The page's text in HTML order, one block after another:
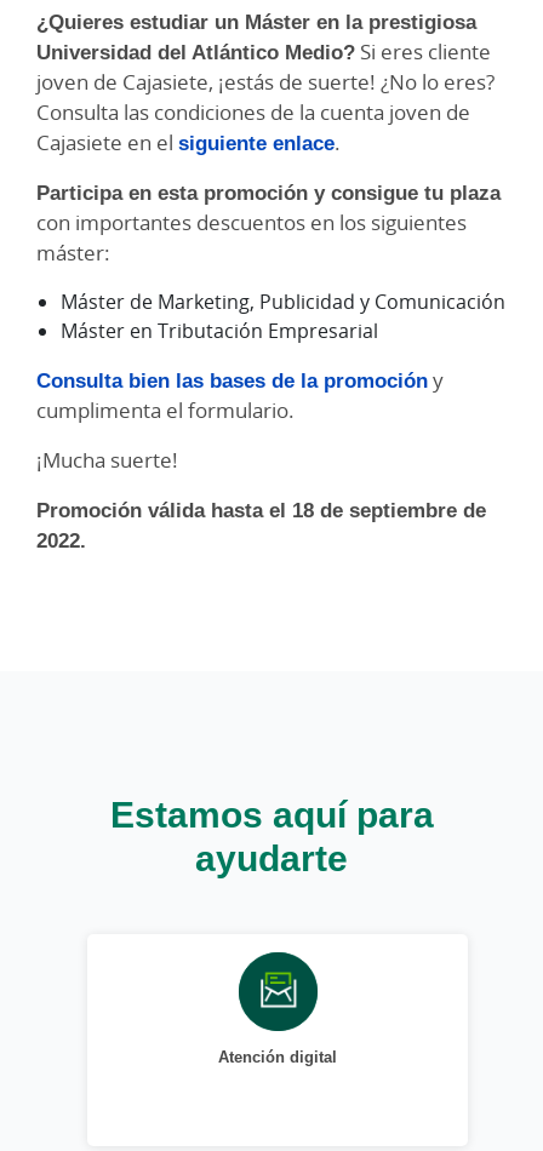
¿Quieres estudiar un Máster en la prestigiosa
Universidad del Atlántico Medio? Si eres cliente
joven de Cajasiete, ¡estás de suerte! ¿No lo eres?
Consulta las condiciones de la cuenta joven de
Cajasiete en el siguiente enlace.
Participa en esta promoción y consigue tu plaza
con importantes descuentos en los siguientes
máster:
Máster de Marketing, Publicidad y Comunicación
Máster en Tributación Empresarial
Consulta bien las bases de la promocióny
cumplimenta el formulario.
¡Mucha suerte!
Promoción válida hasta el 18 de septiembre de
2022.
Estamos aquí para
ayudarte
Atención digital